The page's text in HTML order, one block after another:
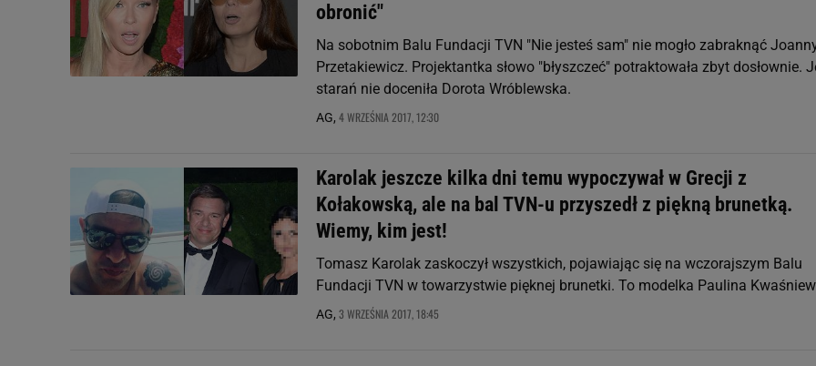
obronić"
Na sobotnim Balu Fundacji TVN "Nie jesteś sam" nie mogło zabraknąć
Przetakiewicz. Projektantka słowo "błyszczeć" potraktowała zbyt dosłownie.
starań nie doceniła Dorota Wróblewska.
AG, 4 WRZEŚNIA 2017, 12:30
Karolak jeszcze kilka dni temu wypoczywał w Grecji z
Kołakowską, ale na bal TVN-u przyszedł z piękną brunetką.
Wiemy, kim jest!
Tomasz Karolak zaskoczył wszystkich, pojawiając się na wczorajszym Balu
Fundacji TVN w towarzystwie pięknej brunetki. To modelka Paulina
AG, 3 WRZEŚNIA 2017, 18:45